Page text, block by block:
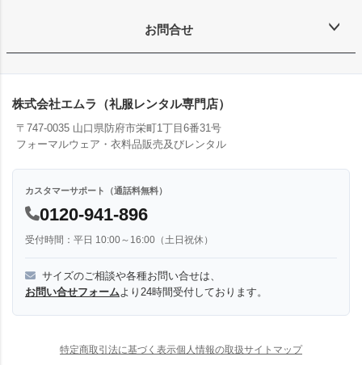
お問合せ
株式会社エムラ（礼服レンタル専門店）
〒747-0035 山口県防府市栄町1丁目6番31号
フォーマルウェア・衣料品販売及びレンタル
カスタマーサポート（通話料無料）
0120-941-896
受付時間：平日 10:00～16:00（土日祝休）
サイズのご相談や各種お問い合せは、
お問い合せフォーム より24時間受付しております。
特定商取引法に基づく表示個人情報の取扱サイトマップ